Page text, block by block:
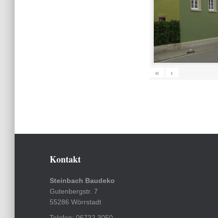
« ‹
Kontakt
Steinbach Baudeko
Gutenbergstr. 7
55286 Wörrstadt